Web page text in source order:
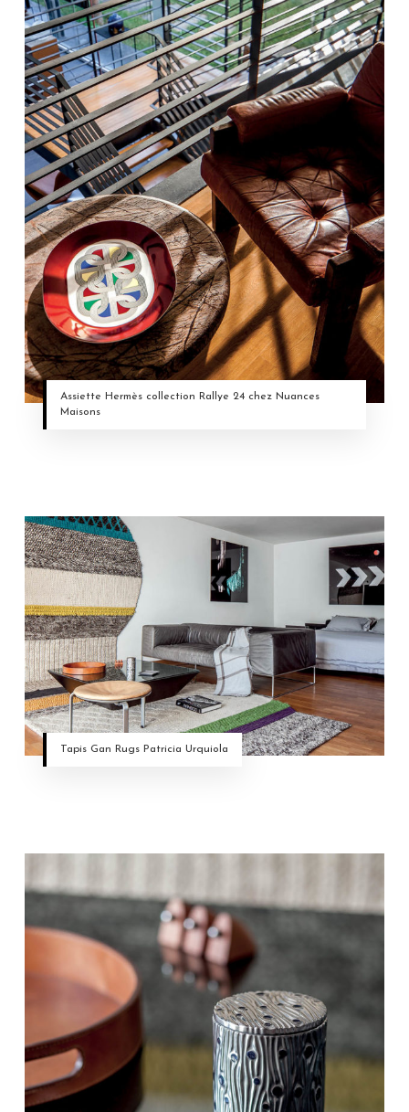
Assiette Hermès collection Rallye 24 chez Nuances
Maisons
Tapis Gan Rugs Patricia Urquiola